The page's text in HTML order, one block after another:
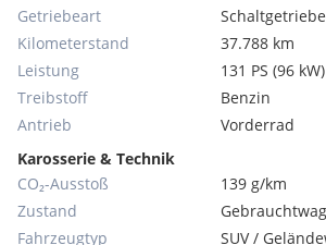
Getriebeart
Schaltgetriebe
Kilometerstand
37.788 km
Leistung
131 PS (96 kW)
Treibstoff
Benzin
Antrieb
Vorderrad
Karosserie & Technik
CO₂-Ausstoß
139 g/km
Zustand
Fahrzeugtyp
SUV /